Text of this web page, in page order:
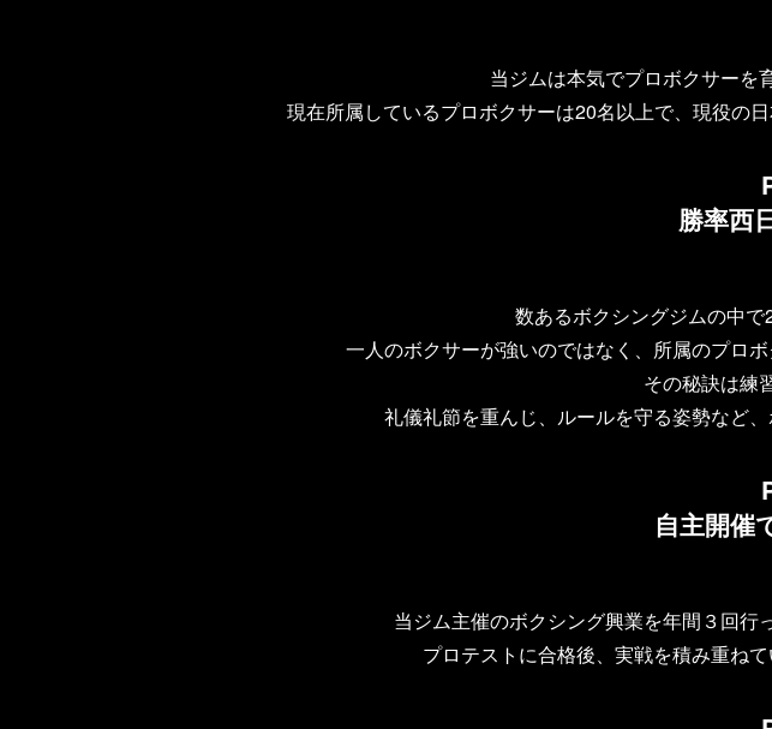
当ジムは本気でプロボクサーを
現在所属しているプロボクサーは20名以上で、現役の
勝率西
数あるボクシングジムの中で
一人のボクサーが強いのではなく、所属のプロ
その秘訣は練
礼儀礼節を重んじ、ルールを守る姿勢など、
自主開催
当ジム主催のボクシング興業を年間３回行
プロテストに合格後、実戦を積み重ね